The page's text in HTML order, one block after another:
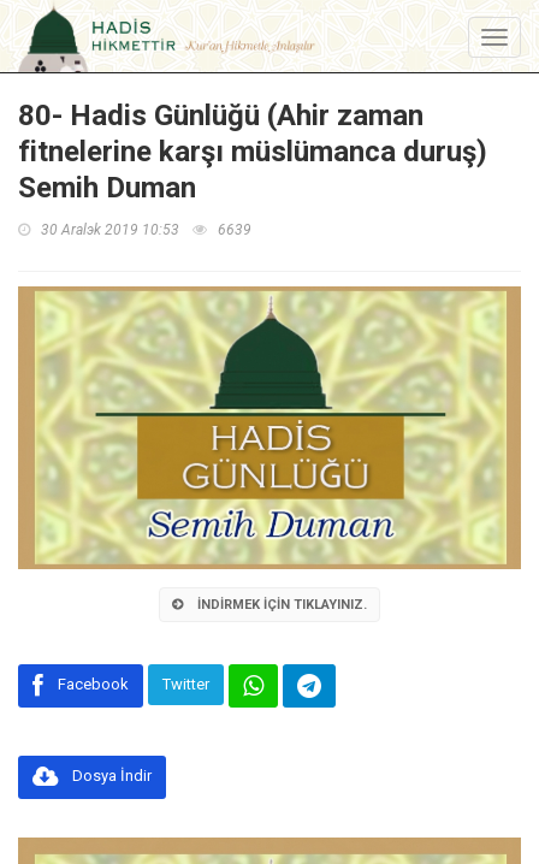
Menu
80- Hadis Günlüğü (Ahir zaman
fitnelerine karşı müslümanca duruş)
Semih Duman
30 Aralэk 2019 10:53 6639
Unmute Loaded
7.16%
İNDIRMEK İÇIN TIKLAYINIZ.
Facebook Twitter
Dosya İndir